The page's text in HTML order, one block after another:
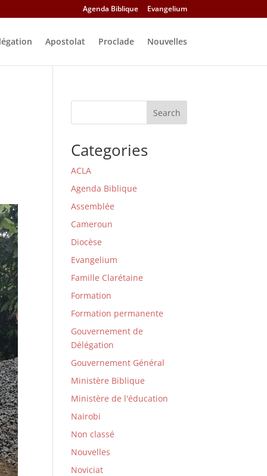
Agenda Biblique Evangelium
Apostolat Proclade Nouvelles
Search
Categories
ACLA
Agenda Biblique
Assemblée
Cameroun
Diocèse
Evangelium
Famille Clarétaine
Formation
Formation permanente
Gouvernement de
Délégation
Gouvernement Général
Ministère Biblique
Ministère de l'éducation
Nairobi
Non classé
Nouvelles
Noviciat